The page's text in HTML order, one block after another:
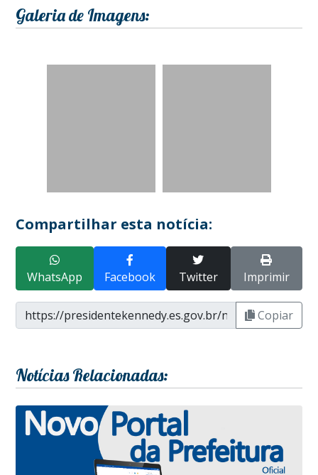
Galeria de Imagens:
Compartilhar esta notícia:
WhatsApp Facebook Twitter Imprimir
Copiar
Notícias Relacionadas: